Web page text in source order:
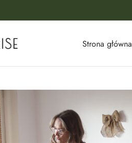
Strona główna